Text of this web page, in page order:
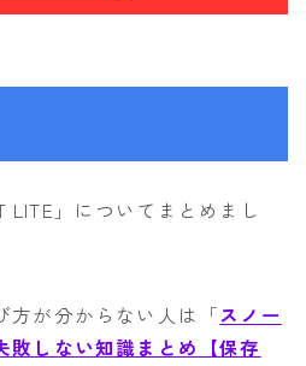
LITE」についてまとめまし
方が分からない人は「スノー
敗しない知識まとめ【保存